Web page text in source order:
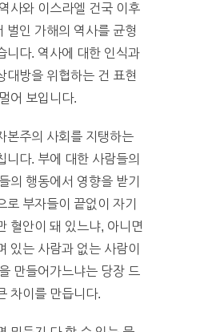
사와 이스라엘 건국 이후
벌인 가해의 역사를 균형
니다. 역사에 대한 인식과
대방을 위협하는 건 표현
어 보입니다.
본주의 사회를 지탱하는
니다. 부에 대한 사람들의
의 행동에서 영향을 받기
로 부자들이 끝없이 자기
혈안이 돼 있느냐, 아니면
있는 사람과 없는 사람이
만들어가느냐는 당장 드
차이를 만듭니다.